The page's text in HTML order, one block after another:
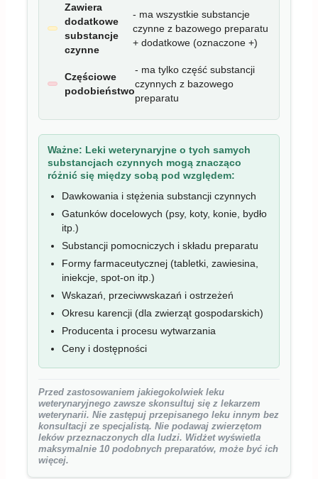
Zawiera
dodatkowe
substancje
czynne
- ma wszystkie substancje
czynne z bazowego preparatu
+ dodatkowe (oznaczone +)
Częściowe
podobieństwo
- ma tylko część substancji
czynnych z bazowego
preparatu
Ważne: Leki weterynaryjne o tych samych
substancjach czynnych mogą znacząco
różnić się między sobą pod względem:
Dawkowania i stężenia substancji czynnych
Gatunków docelowych (psy, koty, konie, bydło
itp.)
Substancji pomocniczych i składu preparatu
Formy farmaceutycznej (tabletki, zawiesina,
iniekcje, spot-on itp.)
Wskazań, przeciwwskazań i ostrzeżeń
Okresu karencji (dla zwierząt gospodarskich)
Producenta i procesu wytwarzania
Ceny i dostępności
Przed zastosowaniem jakiegokolwiek leku
weterynaryjnego zawsze skonsultuj się z lekarzem
weterynarii. Nie zastępuj przepisanego leku innym bez
konsultacji ze specjalistą. Nie podawaj zwierzętom
leków przeznaczonych dla ludzi. Widżet wyświetla
maksymalnie 10 podobnych preparatów, może być ich
więcej.